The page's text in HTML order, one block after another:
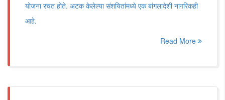
योजना रचत होते. अटक केलेल्या संशयितांमध्ये एक बांगलादेशी नागरिकही
आहे.
Read More